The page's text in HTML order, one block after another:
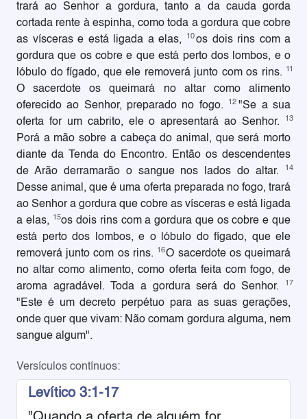
trará ao Senhor a gordura, tanto a da cauda gorda
cortada rente à espinha, como toda a gordura que cobre
as vísceras e está ligada a elas,
10 os dois rins com a
gordura que os cobre e que está perto dos lombos, e o
lóbulo do fígado, que ele removerá junto com os rins. 11
O sacerdote os queimará no altar como alimento
oferecido ao Senhor, preparado no fogo.
12 "Se a sua
oferta for um cabrito, ele o apresentará ao Senhor.
13
Porá a mão sobre a cabeça do animal, que será morto
diante da Tenda do Encontro. Então os descendentes
de Arão derramarão o sangue nos lados do altar.
14
Desse animal, que é uma oferta preparada no fogo, trará
ao Senhor a gordura que cobre as vísceras e está ligada
a elas, 15os dois rins com a gordura que os cobre e que
está perto dos lombos, e o lóbulo do fígado, que ele
removerá junto com os rins. 16O sacerdote os queimará
no altar como alimento, como oferta feita com fogo, de
aroma agradável. Toda a gordura será do Senhor.
17
"Este é um decreto perpétuo para as suas gerações,
onde quer que vivam: Não comam gordura alguma, nem
sangue algum".
Versículos contínuos:
Levítico 3:1-17